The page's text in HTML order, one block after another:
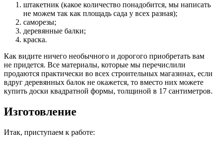
штакетник (какое количество понадобится, мы написать
не можем так как площадь сада у всех разная);
саморезы;
деревянные балки;
краска.
Как видите ничего необычного и дорогого приобретать вам
не придется. Все материалы, которые мы перечислили
продаются практически во всех строительных магазинах, если
вдруг деревянных балок не окажется, то вместо них можете
купить доски квадратной формы, толщиной в 17 сантиметров.
Изготовление
Итак, приступаем к работе: